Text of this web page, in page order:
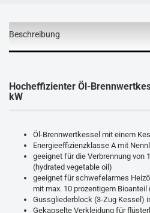
Beschreibung
Hocheffizienter Öl-
kW
Öl-Brennwertkessel mit einem
Energieeffizienzklasse A mit
geeignet für die Verbrennung von
(hydrated vegetable oil)
geeignet für schwefelarmes
mit max. 10 prozentigem Bioanteil
Gussgliederblock (3-Zug Kessel)
Gekapselte Verkleidung für